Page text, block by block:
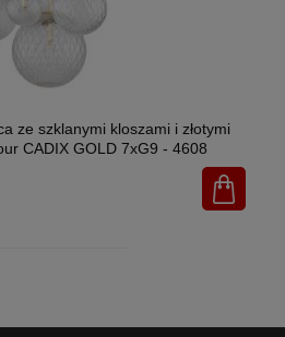
ze szklanymi kloszami i złotymi
CADIX GOLD 7xG9 - 4608